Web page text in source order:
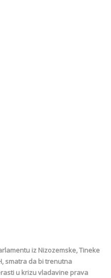
iz Nizozemske, Tineke
smatra da bi trenutna
u krizu vladavine prava